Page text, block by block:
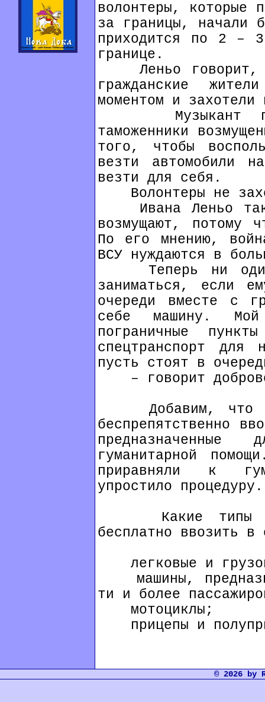
волонтеры, которые
за границы, начали
приходится по 2 –
границе.
Леньо говорит,
гражданские
моментом и
Музыкант
таможенники
того, чтобы
везти автомобили
везти для себя.
Волонтеры не
Ивана Леньо
возмущают, потому
По его мнению,
ВСУ нуждаются в
Теперь ни один
заниматься, если
очереди вместе с
себе машину.
пограничные
спецтранспорт для
пусть стоят в
– говорит
Добавим, что
беспрепятственно
гуманитарной
приравняли к
упростило процедуру.
Какие типы
бесплатно ввозить в
легковые и
машины,
ти и более
мотоциклы;
прицепы и
© 2026 by